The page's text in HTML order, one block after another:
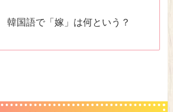
韓国語で「嫁」は何という？